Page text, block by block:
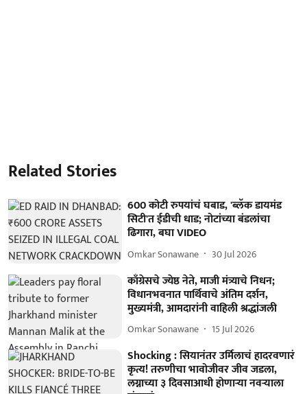
Related Stories
600 कोटी रुपयांचं घबाड, 'ब्लॅक डायमंड
सिटी'त ईडीची धाड; नोटांच्या बंडलांचा
ढिगारा, बघा VIDEO
Omkar Sonawane 30 Jul 2026
काँग्रेसचे ज्येष्ठ नेते, माजी मंत्र्याचे निधन;
विधानभवनात पार्थिवाचे अंतिम दर्शन,
मुख्यमंत्री, आमदारांनी वाहिली श्रद्धांजली
Omkar Sonawane 15 Jul 2026
Shocking : सियानंतर उर्मिलाचं हादरवणारं
कृत्य! तरुणीचा भावोजीवर जीव जडला,
लग्नाच्या ३ दिवसाआधी होणाऱ्या नवऱ्याला